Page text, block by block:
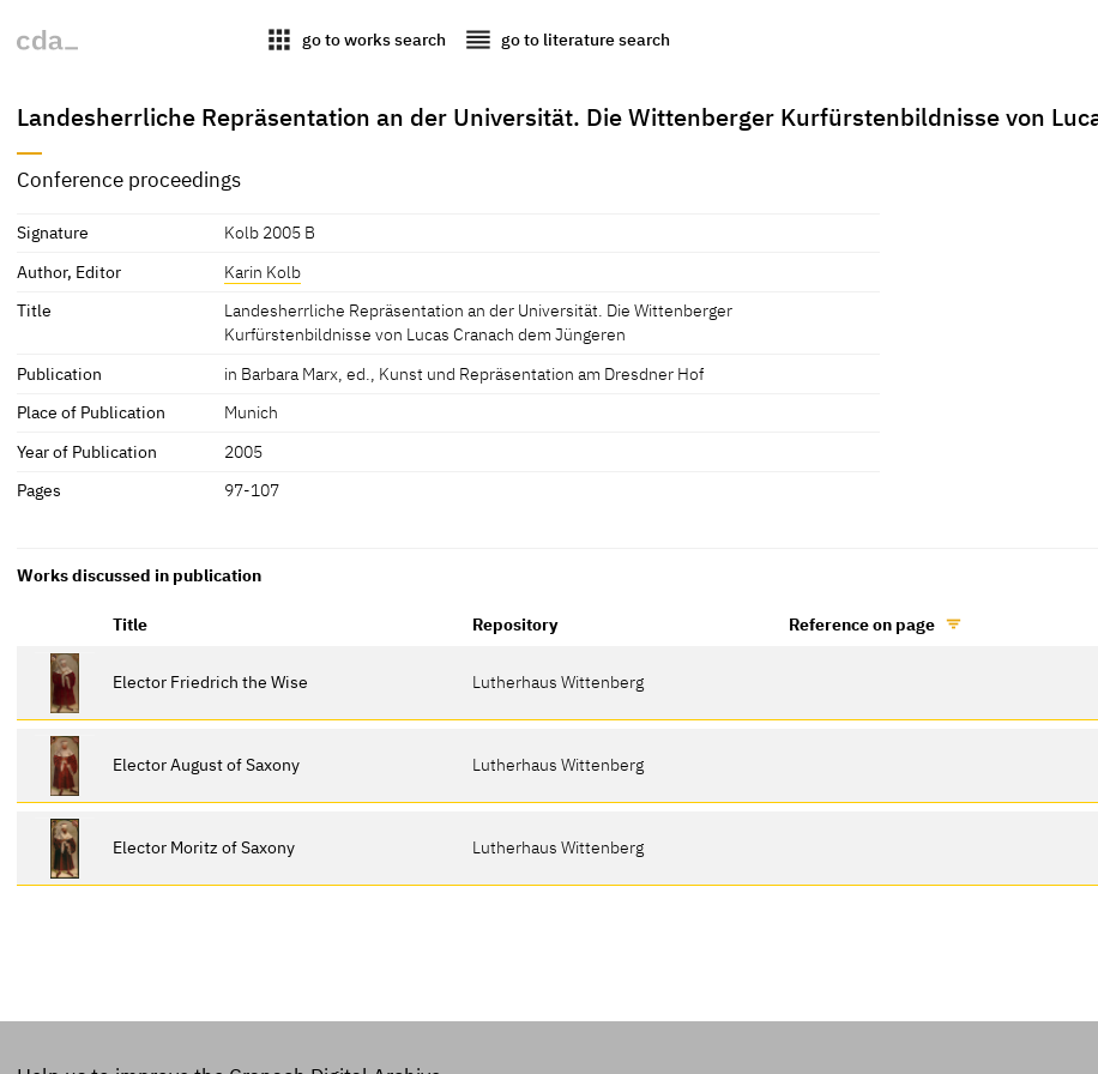
apps go to works search reorder go to literature search
Landesherrliche Repräsentation an der Universität. Die Wittenberger Kurfürstenbildnisse von
Conference proceedings
Signature
Kolb 2005 B
Author, Editor
Karin Kolb
Title
Landesherrliche Repräsentation an der Universität. Die Wittenberger
Kurfürstenbildnisse von Lucas Cranach dem Jüngeren
Publication
in Barbara Marx, ed., Kunst und Repräsentation am Dresdner Hof
Place of Publication
Munich
Year of Publication
2005
Pages
97-107
Works discussed in publication
Title Repository Reference on page
Elector Friedrich the Wise Lutherhaus Wittenberg
Elector August of Saxony Lutherhaus Wittenberg
Elector Moritz of Saxony Lutherhaus Wittenberg